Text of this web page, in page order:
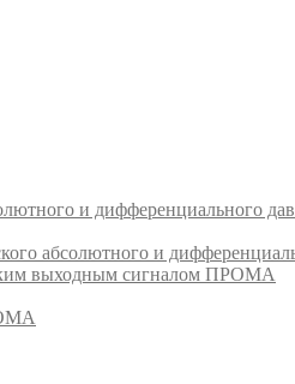
и дифференциального
абсолютного и
выходным сигналом ПРОМА